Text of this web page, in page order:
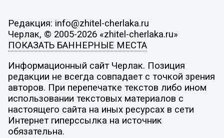
Редакция: info@zhitel-cherlaka.ru
Черлак, © 2005-2026 «zhitel-cherlaka.ru»
ПОКАЗАТЬ БАННЕРНЫЕ МЕСТА
Информационный сайт Черлак. Позиция
редакции не всегда совпадает с точкой зрения
авторов. При перепечатке текстов либо ином
использовании текстовых материалов с
настоящего сайта на иных ресурсах в сети
Интернет гиперссылка на источник
обязательна.